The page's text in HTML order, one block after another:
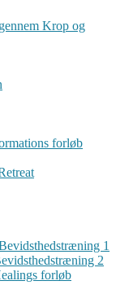
Krop og
forløb
1
2
forløb